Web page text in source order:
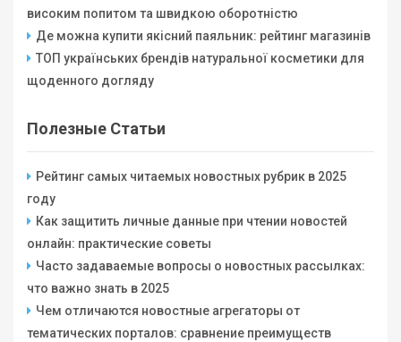
високим попитом та швидкою оборотністю
Де можна купити якісний паяльник: рейтинг магазинів
ТОП українських брендів натуральної косметики для
щоденного догляду
Полезные Статьи
Рейтинг самых читаемых новостных рубрик в 2025
году
Как защитить личные данные при чтении новостей
онлайн: практические советы
Часто задаваемые вопросы о новостных рассылках:
что важно знать в 2025
Чем отличаются новостные агрегаторы от
тематических порталов: сравнение преимуществ